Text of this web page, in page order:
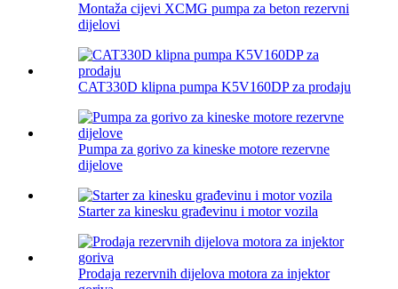
Montaža cijevi XCMG pumpa za beton rezervni
dijelovi
CAT330D klipna pumpa K5V160DP za prodaju
Pumpa za gorivo za kineske motore rezervne
dijelove
Starter za kinesku građevinu i motor vozila
Prodaja rezervnih dijelova motora za injektor